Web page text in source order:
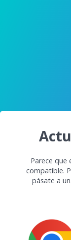
Parece que
compatible.
pásate a